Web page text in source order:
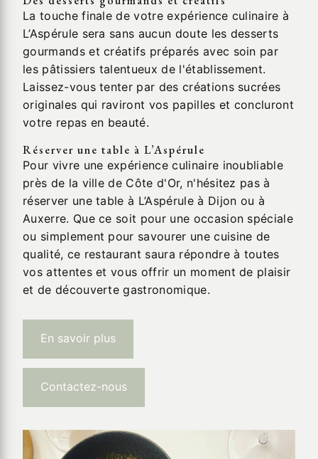
La touche finale de votre expérience culinaire à
L’Aspérule sera sans aucun doute les desserts
gourmands et créatifs préparés avec soin par
les pâtissiers talentueux de l'établissement.
Laissez-vous tenter par des créations sucrées
originales qui raviront vos papilles et concluront
votre repas en beauté.
Réserver une table à L’Aspérule
Pour vivre une expérience culinaire inoubliable
près de la ville de Côte d'Or, n'hésitez pas à
réserver une table à L’Aspérule à Dijon ou à
Auxerre. Que ce soit pour une occasion spéciale
ou simplement pour savourer une cuisine de
qualité, ce restaurant saura répondre à toutes
vos attentes et vous offrir un moment de plaisir
et de découverte gastronomique.
En savoir plus
Contactez-nous